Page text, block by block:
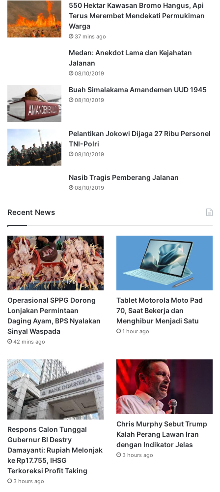
550 Hektar Kawasan Bromo Hangus, Api
Terus Merembet Mendekati Permukiman
Warga
37 mins ago
Medan: Anekdot Lama dan Kejahatan
Jalanan
08/10/2019
Buah Simalakama Amandemen UUD 1945
08/10/2019
Pelantikan Jokowi Dijaga 27 Ribu Personel
TNI-Polri
08/10/2019
Nasib Tragis Pemberang Jalanan
08/10/2019
Recent News
Operasional SPPG Dorong
Lonjakan Permintaan
Daging Ayam, BPS Nyalakan
Sinyal Waspada
42 mins ago
Tablet Motorola Moto Pad
70, Saat Bekerja dan
Menghibur Menjadi Satu
1 hour ago
Respons Calon Tunggal
Gubernur BI Destry
Damayanti: Rupiah Melonjak
ke Rp17.755, IHSG
Terkoreksi Profit Taking
3 hours ago
Chris Murphy Sebut Trump
Kalah Perang Lawan Iran
dengan Indikator Jelas
3 hours ago